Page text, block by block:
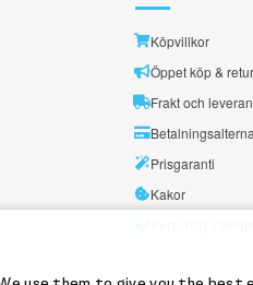
Köpvillkor
Öppet köp &
Frakt och
Prisgaranti
Kakor